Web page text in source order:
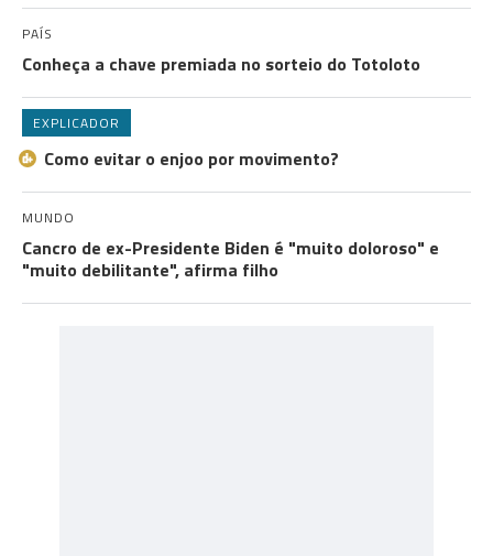
PAÍS
Conheça a chave premiada no sorteio do Totoloto
EXPLICADOR
Como evitar o enjoo por movimento?
MUNDO
Cancro de ex-Presidente Biden é "muito doloroso" e
"muito debilitante", afirma filho